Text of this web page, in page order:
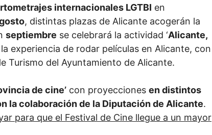
internacionales LGTBI en
, distintas plazas de Alicante acogerán la
septiembre se celebrará la actividad ‘Alicante,
experiencia de rodar películas en Alicante, con
Turismo del Ayuntamiento de Alicante.
de cine’ con proyecciones en distintos
la colaboración de la Diputación de Alicante.
para que el Festival de Cine llegue a un mayor